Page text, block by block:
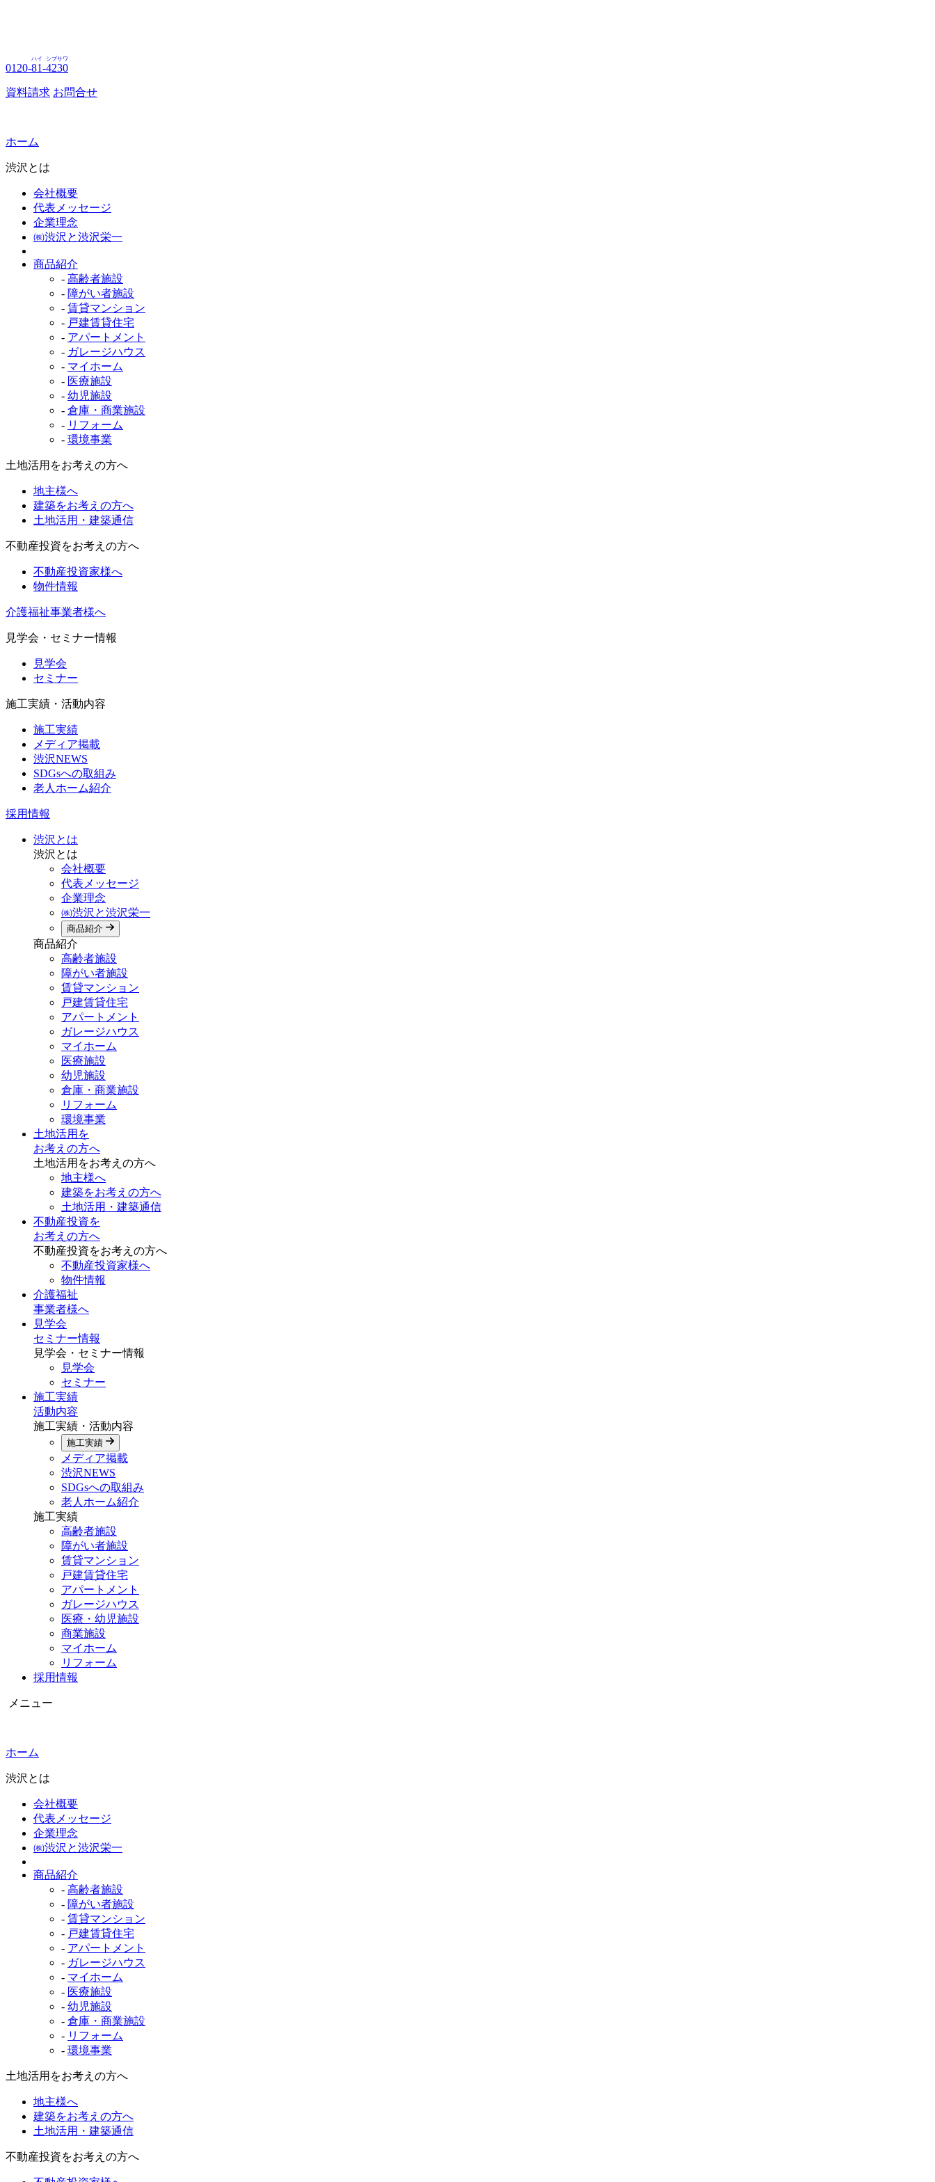
0120-81
ハイ
-4230
シブサワ
資料請求 お問合せ
ホーム
渋沢とは
会社概要
代表メッセージ
企業理念
㈱渋沢と渋沢栄一
商品紹介
- 高齢者施設
- 障がい者施設
- 賃貸マンション
- 戸建賃貸住宅
- アパートメント
- ガレージハウス
- マイホーム
- 医療施設
- 幼児施設
- 倉庫・商業施設
- リフォーム
- 環境事業
土地活用をお考えの方へ
地主様へ
建築をお考えの方へ
土地活用・建築通信
不動産投資をお考えの方へ
不動産投資家様へ
物件情報
介護福祉事業者様へ
見学会・セミナー情報
見学会
セミナー
施工実績・活動内容
施工実績
メディア掲載
渋沢NEWS
SDGsへの取組み
老人ホーム紹介
採用情報
渋沢とは
渋沢とは
会社概要
代表メッセージ
企業理念
㈱渋沢と渋沢栄一
商品紹介
商品紹介
高齢者施設
障がい者施設
賃貸マンション
戸建賃貸住宅
アパートメント
ガレージハウス
マイホーム
医療施設
幼児施設
倉庫・商業施設
リフォーム
環境事業
土地活用を
お考えの方へ
土地活用をお考えの方へ
地主様へ
建築をお考えの方へ
土地活用・建築通信
不動産投資を
お考えの方へ
不動産投資をお考えの方へ
不動産投資家様へ
物件情報
介護福祉
事業者様へ
見学会
セミナー情報
見学会・セミナー情報
見学会
セミナー
施工実績
活動内容
施工実績・活動内容
施工実績
メディア掲載
渋沢NEWS
SDGsへの取組み
老人ホーム紹介
施工実績
高齢者施設
障がい者施設
賃貸マンション
戸建賃貸住宅
アパートメント
ガレージハウス
医療・幼児施設
商業施設
マイホーム
リフォーム
採用情報
メニュー
ホーム
渋沢とは
会社概要
代表メッセージ
企業理念
㈱渋沢と渋沢栄一
商品紹介
- 高齢者施設
- 障がい者施設
- 賃貸マンション
- 戸建賃貸住宅
- アパートメント
- ガレージハウス
- マイホーム
- 医療施設
- 幼児施設
- 倉庫・商業施設
- リフォーム
- 環境事業
土地活用をお考えの方へ
地主様へ
建築をお考えの方へ
土地活用・建築通信
不動産投資をお考えの方へ